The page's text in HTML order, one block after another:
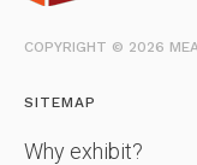
COPYRIGHT © 2026
SITEMAP
Why exhibit?